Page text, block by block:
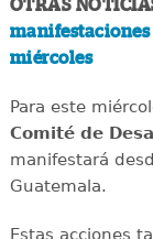
OTRAS
miércoles
Para este
Comité de
manifestará
Guatemala.
Estas acciones